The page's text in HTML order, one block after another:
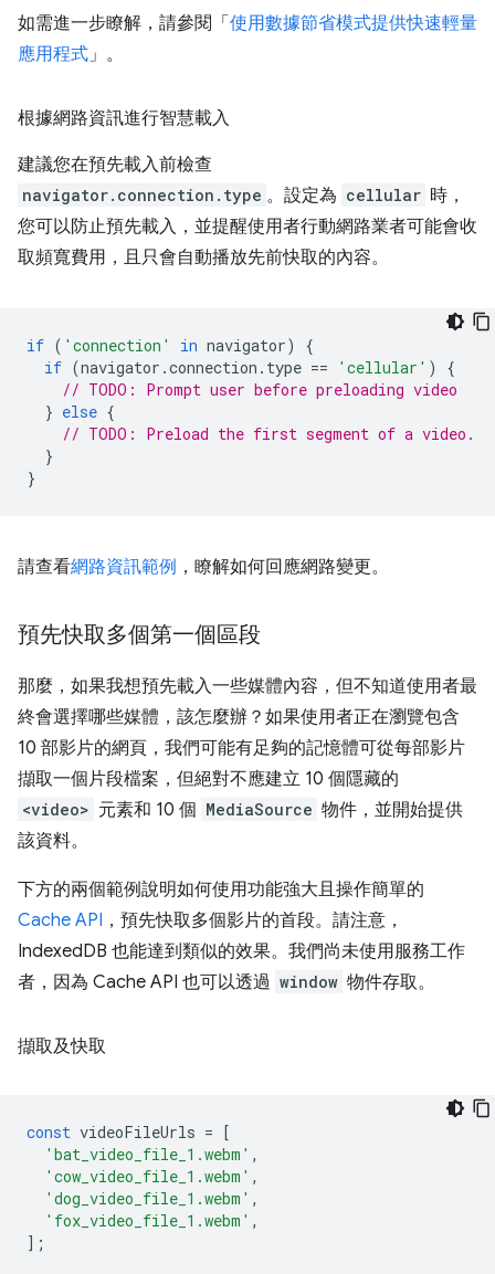
如需進一步瞭解，請參閱「使用數據節省模式提供快速輕量
應用程式 」。
根據網路資訊進行智慧載入
建議您在預先載入前檢查
navigator.connection.type 。設定為 cellular 時，
您可以防止預先載入，並提醒使用者行動網路業者可能會收
取頻寬費用，且只會自動播放先前快取的內容。
if ( 'connection' in navigator)
{
if (navigator .connection . type == 'cellular' )
{
// TODO: Prompt user before preloading video
} else {
// TODO: Preload the first segment of a video.
}
}
請查看網路資訊範例 ，瞭解如何回應網路變更。
預先快取多個第一個區段
那麼，如果我想預先載入一些媒體內容，但不知道使用者最
終會選擇哪些媒體，該怎麼辦？如果使用者正在瀏覽包含
10 部影片的網頁，我們可能有足夠的記憶體可從每部影片
擷取一個片段檔案，但絕對不應建立 10 個隱藏的
<video> 元素和 10 個 MediaSource 物件，並開始提供
該資料。
下方的兩個範例說明如何使用功能強大且操作簡單的
Cache API ，預先快取多個影片的首段。請注意，
IndexedDB 也能達到類似的效果。我們尚未使用服務工作
者，因為 Cache API 也可以透過 window 物件存取。
擷取及快取
const videoFileUrls = [
'bat_video_file_1.webm' ,
'cow_video_file_1.webm' ,
'dog_video_file_1.webm' ,
'fox_video_file_1.webm' ,
];